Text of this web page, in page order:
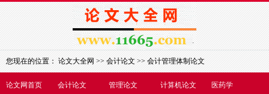
论文网首页 会计论文 管理论文 计算机论文 医药学
您现在的位置：论文大全网>>会计论文>>会计管理体制论文